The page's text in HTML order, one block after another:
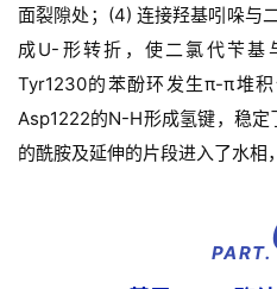
面裂隙处； (4) 连接羟基吲哚与
成U-形转折，使二氯代苄基
Tyr1230的苯酚环发生π-π堆积
Asp1222的N-H形成氢键，稳定
的酰胺及延伸的片段进入了水相
PART.